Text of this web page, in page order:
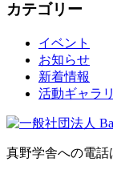
ナ
シ
ョ
稿:
投
カテゴリー
イベント
お知らせ
新着情報
活動ギャラ
真野学舎への電話